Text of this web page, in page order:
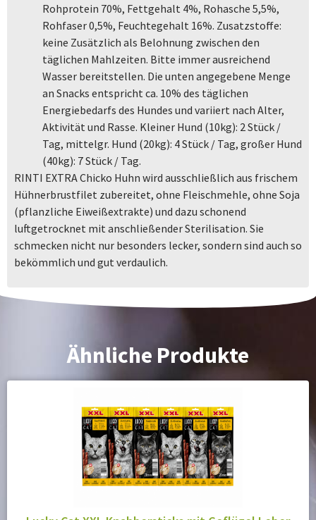
Rohprotein 70%, Fettgehalt 4%, Rohasche 5,5%,
Rohfaser 0,5%, Feuchtegehalt 16%. Zusatzstoffe:
keine Zusätzlich als Belohnung zwischen den
täglichen Mahlzeiten. Bitte immer ausreichend
Wasser bereitstellen. Die unten angegebene Menge
an Snacks entspricht ca. 10% des täglichen
Energiebedarfs des Hundes und variiert nach Alter,
Aktivität und Rasse. Kleiner Hund (10kg): 2 Stück /
Tag, mittelgr. Hund (20kg): 4 Stück / Tag, großer Hund
(40kg): 7 Stück / Tag.
RINTI EXTRA Chicko Huhn wird ausschließlich aus frischem
Hühnerbrustfilet zubereitet, ohne Fleischmehle, ohne Soja
(pflanzliche Eiweißextrakte) und dazu schonend
luftgetrocknet mit anschließender Sterilisation. Sie
schmecken nicht nur besonders lecker, sondern sind auch so
bekömmlich und gut verdaulich.
Ähnliche Produkte